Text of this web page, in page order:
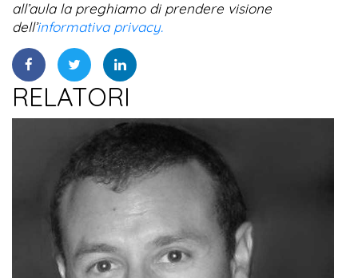
all’aula la preghiamo di prendere visione
dell’informativa privacy.
RELATORI